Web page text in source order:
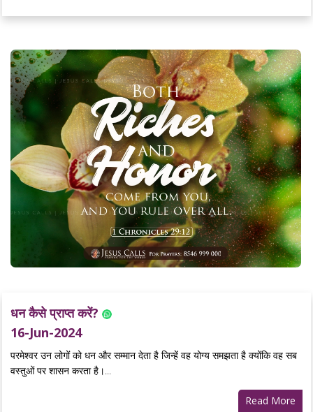
धन कैसे प्राप्त करें?
16-Jun-2024
परमेश्वर उन लोगों को धन और सम्मान देता है जिन्हें वह योग्य समझता है क्योंकि वह सब
वस्तुओं पर शासन करता है।...
Read More